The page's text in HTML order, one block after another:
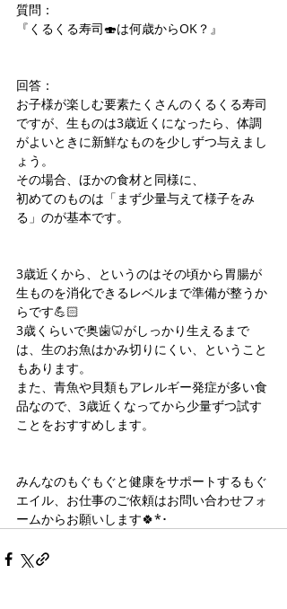
質問：
『くるくる寿司🍣は何歳からOK？』
回答：
お子様が楽しむ要素たくさんのくるくる寿司
ですが、生ものは3歳近くになったら、体調
がよいときに新鮮なものを少しずつ与えまし
ょう。
その場合、ほかの食材と同様に、
初めてのものは「まず少量与えて様子をみ
る」のが基本です。
3歳近くから、というのはその頃から胃腸が
生ものを消化できるレベルまで準備が整うか
らです💪🏻
3歳くらいで奥歯🦷がしっかり生えるまで
は、生のお魚はかみ切りにくい、ということ
もあります。
また、青魚や貝類もアレルギー発症が多い食
品なので、3歳近くなってから少量ずつ試す
ことをおすすめします。
みんなのもぐもぐと健康をサポートするもぐ
エイル、お仕事のご依頼はお問い合わせフォ
ームからお願いします🍀*･